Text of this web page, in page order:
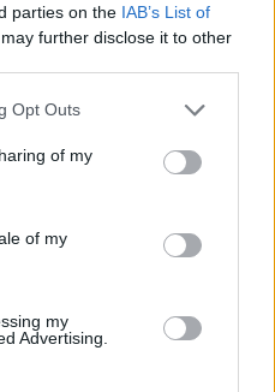
parties on the IAB’s List of
further disclose it to other
Opt Outs
of my
of my
my
Advertising.